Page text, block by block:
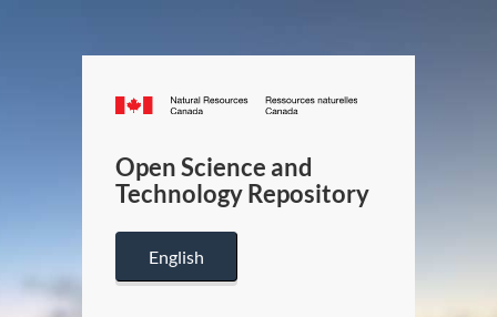
Canada.ca
/
Canada
Open Science and
Technology Repository
English